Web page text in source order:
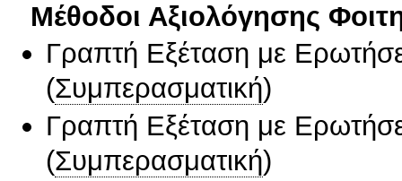
Μέθοδοι Αξιολόγησης
Γραπτή Εξέταση με
(Συμπερασματική)
Γραπτή Εξέταση με
(Συμπερασματική)